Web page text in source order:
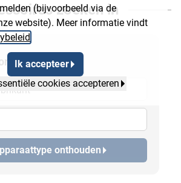
(bijvoorbeeld via de
website). Meer informatie vindt
Ik accepteer
cookies accepteren
zoeken in
onthouden